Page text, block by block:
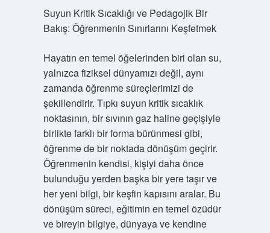
Suyun Kritik Sıcaklığı ve Pedagojik Bir
Bakış: Öğrenmenin Sınırlarını Keşfetmek
Hayatın en temel öğelerinden biri olan su,
yalnızca fiziksel dünyamızı değil, aynı
zamanda öğrenme süreçlerimizi de
şekillendirir. Tıpkı suyun kritik sıcaklık
noktasının, bir sıvının gaz haline geçişiyle
birlikte farklı bir forma bürünmesi gibi,
öğrenme de bir noktada dönüşüm geçirir.
Öğrenmenin kendisi, kişiyi daha önce
bulunduğu yerden başka bir yere taşır ve
her yeni bilgi, bir keşfin kapısını aralar. Bu
dönüşüm süreci, eğitimin en temel özüdür
ve bireyin bilgiye, dünyaya ve kendine